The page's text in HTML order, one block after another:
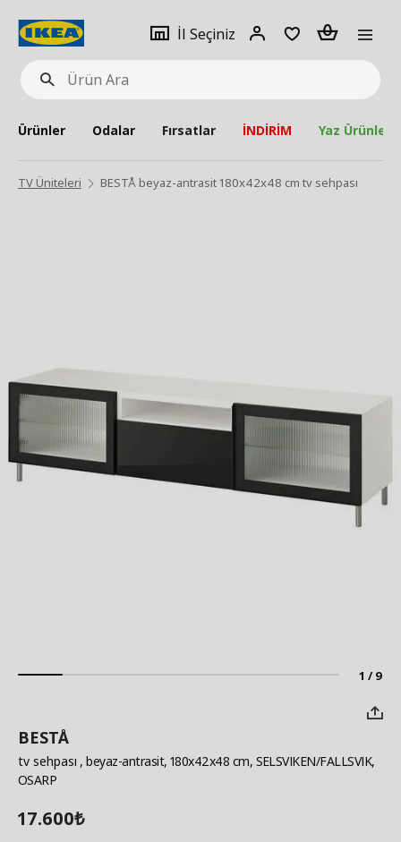
Ürün
Ara
İl Seçiniz
Giriş
Adet
Ürünler Odalar Fırsatlar İNDİRİM Yaz Ürünleri
TV Üniteleri BESTÅ beyaz-antrasit 180x42x48 cm tv sehpası
1 / 9
BESTÅ
tv sehpası , beyaz-antrasit, 180x42x48 cm, SELSVIKEN/FALLSVIK,
OSARP
17.600₺